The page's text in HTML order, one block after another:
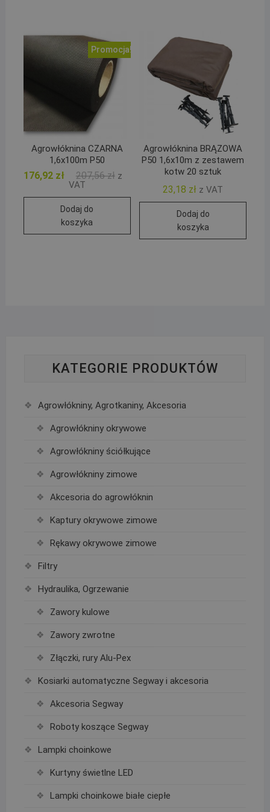
Promocja!
Agrowłóknina CZARNA
1,6x100m P50
207,56zł Pierwotna
207,56 zł.
176,92 zł
Aktualna
176,92 zł.
z
VAT
Dodaj do
koszyka
Agrowłóknina BRĄZOWA
P50 1,6x10m z zestawem
kotw 20 sztuk
23,18 zł z VAT
Dodaj do
koszyka
KATEGORIE PRODUKTÓW
Agrowłókniny, Agrotkaniny, Akcesoria
Agrowłókniny okrywowe
Agrowłókniny ściółkujące
Agrowłókniny zimowe
Akcesoria do agrowłóknin
Kaptury okrywowe zimowe
Rękawy okrywowe zimowe
Filtry
Hydraulika, Ogrzewanie
Zawory kulowe
Zawory zwrotne
Złączki, rury Alu-Pex
Kosiarki automatyczne Segway i akcesoria
Akcesoria Segway
Roboty koszące Segway
Lampki choinkowe
Kurtyny świetlne LED
Lampki choinkowe białe ciepłe